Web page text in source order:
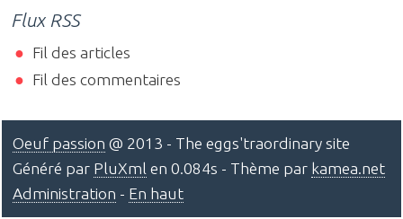
Flux RSS
Fil des articles
Fil des commentaires
Oeuf passion @ 2013 - The eggs'traordinary site
Généré par PluXml en 0.084s - Thème par kamea.net
Administration - En haut